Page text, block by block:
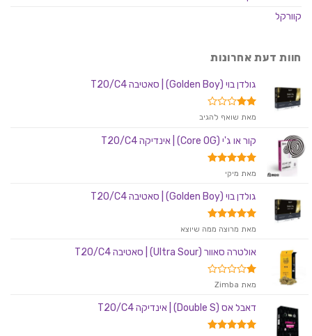
קוורקל
חוות דעת אחרונות
גולדן בוי (Golden Boy) | סאטיבה T20/C4
דורג
5
מאת שואף להגיב
קור או ג'י (Core OG) | אינדיקה T20/C4
דורג5
מאת מיקי
גולדן בוי (Golden Boy) | סאטיבה T20/C4
דורג5
מאת מרוצה ממה שיוצא
אולטרה סאוור (Ultra Sour) | סאטיבה T20/C4
דורג
5
מאת Zimba
דאבל אס (Double S) | אינדיקה T20/C4